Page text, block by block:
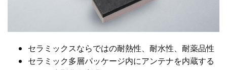
セラミックスならではの耐熱性、耐水性、耐薬品性
セラミック多層パッケージ内にアンテナを内蔵する